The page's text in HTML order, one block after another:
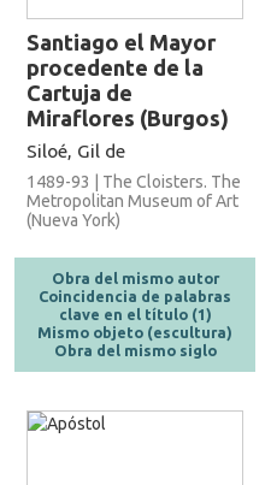
Santiago el Mayor
procedente de la
Cartuja de
Miraflores (Burgos)
Siloé, Gil de
1489-93 | The Cloisters. The
Metropolitan Museum of Art
(Nueva York)
Obra del mismo autor
Coincidencia de palabras
clave en el título (1)
Mismo objeto (escultura)
Obra del mismo siglo